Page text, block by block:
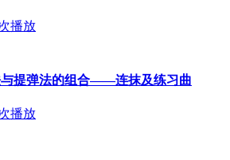
播放
与提弹法的组合——连抹及练习曲
播放